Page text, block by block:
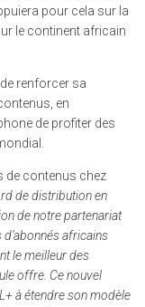
pour cela sur la
le continent africain
renforcer sa
en
de profiter des
de contenus chez
de distribution en
de notre partenariat
africains
le meilleur des
offre. Ce nouvel
à étendre son modèle